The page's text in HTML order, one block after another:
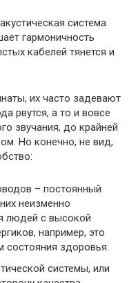
система
гармоничность
кабелей тянется и
их часто задевают
рвутся, а то и вовсе
звучания, до крайней
Но конечно, не вид,
– постоянный
неизменно
людей с высокой
например, это
состояния здоровья.
системы, или